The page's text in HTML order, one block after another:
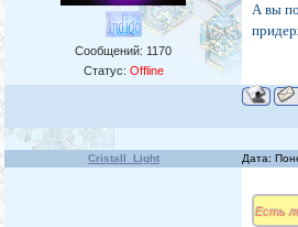
Сообщений: 1170
Статус: Offline
А вы
Cristall_Light Дата:
Есть